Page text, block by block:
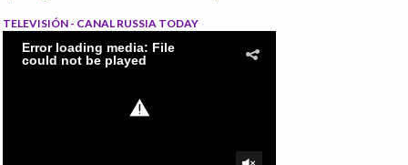
TELEVISIÓN - CANAL RUSSIA TODAY